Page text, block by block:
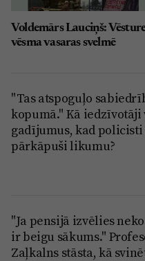
Voldemārs Lauciņš:
vēsma vasaras svelmē
"Tas atspoguļo
kopumā." Kā iedzīvotāji
gadījumus, kad
pārkāpuši likumu?
"Ja pensijā izvēlies
ir beigu sākums."
Zaļkalns stāsta, kā